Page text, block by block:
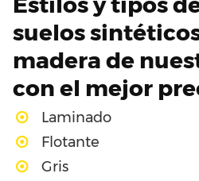
suelos
madera de
con el mejor
Laminado
Flotante
Gris